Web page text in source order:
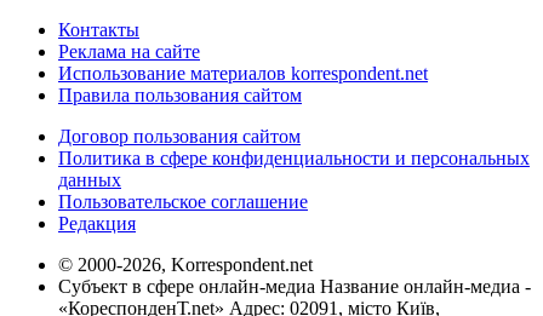
Контакты
Реклама на сайте
Использование материалов korrespondent.net
Правила пользования сайтом
Договор пользования сайтом
Политика в сфере конфиденциальности и персональных
данных
Пользовательское соглашение
Редакция
© 2000-2026, Korrespondent.net
Субъект в сфере онлайн-медиа Название онлайн-медиа -
«КореспонденТ.net» Адрес: 02091, місто Київ,